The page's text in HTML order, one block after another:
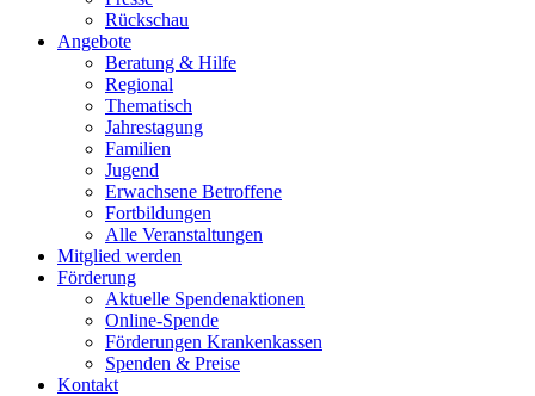
Rückschau
Angebote
Beratung & Hilfe
Regional
Thematisch
Jahrestagung
Familien
Jugend
Erwachsene Betroffene
Fortbildungen
Alle Veranstaltungen
Mitglied werden
Förderung
Aktuelle Spendenaktionen
Online-Spende
Förderungen Krankenkassen
Spenden & Preise
Kontakt